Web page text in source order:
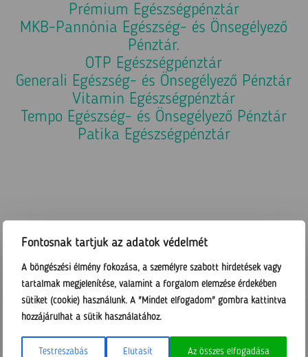
Prémium Egészségpénztár
MKB-Pannónia Egészség- és Önsegélyező
Pénztár.
OTP Egészségpénztár
Generali Egészség- és Önsegélyező Pénztár
Vitamin Egészségpénztár
Tempo Egészség- és Önsegélyező Pénztár
Patika Egészségpénztár
Galéria
Fontosnak tartjuk az adatok védelmét
A böngészési élmény fokozása, a személyre szabott hirdetések vagy
tartalmak megjelenítése, valamint a forgalom elemzése érdekében
sütiket (cookie) használunk. A "Mindet elfogadom" gombra kattintva
hozzájárulhat a sütik használatához.
Testreszabás Elutasít Az összes elfogadása